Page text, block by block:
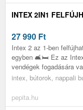
INTEX 2IN1
27 990 Ft
Intex 2 az 1-ben
egyben 🛋️🛏️ Ez az Intex
vendégek fogadására
intex, bútorok, nappali
pepita.hu